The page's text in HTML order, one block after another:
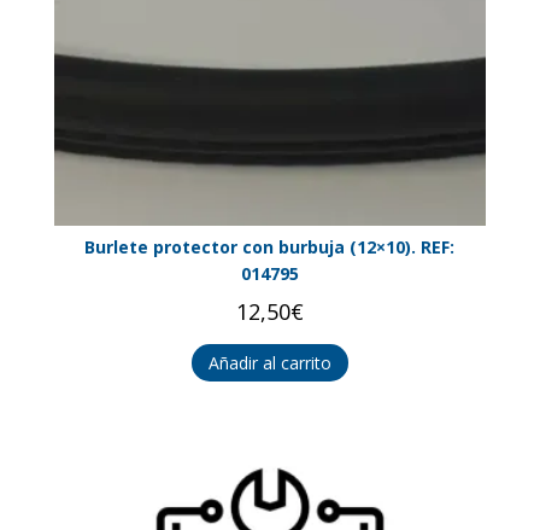
Burlete protector con burbuja (12×10). REF:
014795
12,50€
Añadir al carrito